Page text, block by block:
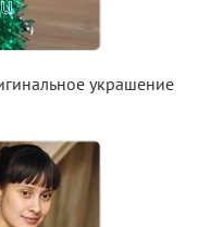
украшение